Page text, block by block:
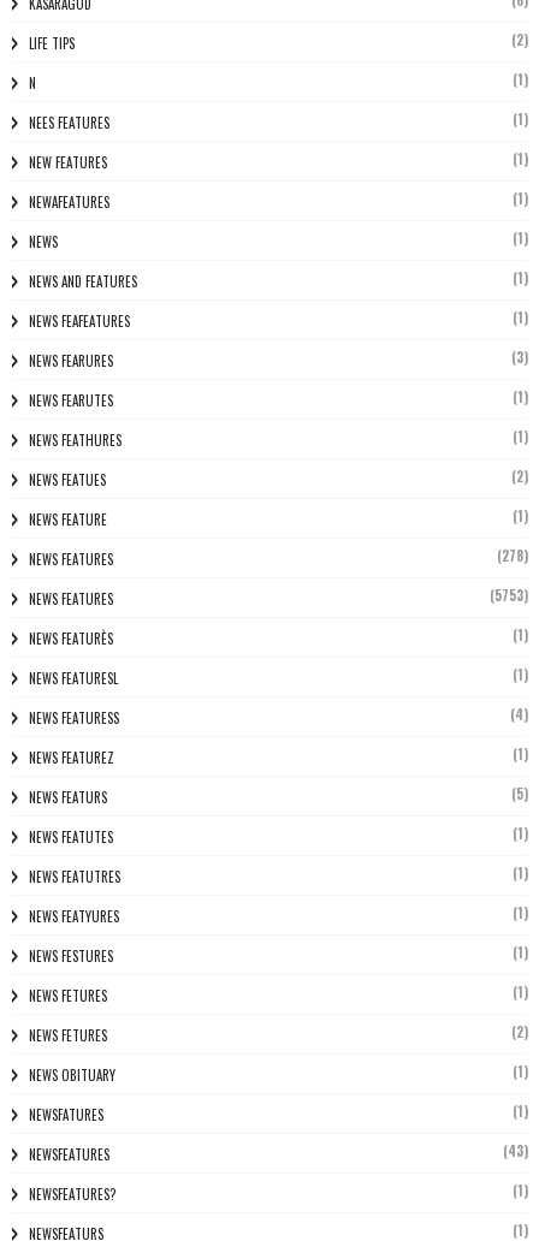
KASARAGOD
LIFE TIPS (2)
N (1)
NEES FEATURES (1)
NEW FEATURES (1)
NEWAFEATURES (1)
NEWS (1)
NEWS AND FEATURES (1)
NEWS FEAFEATURES (1)
NEWS FEARURES (3)
NEWS FEARUTES (1)
NEWS FEATHURES (1)
NEWS FEATUES (2)
NEWS FEATURE (1)
NEWS FEATURES (278)
NEWS FEATURES (5753)
NEWS FEATURÈS (1)
NEWS FEATURESL (1)
NEWS FEATURESS (4)
NEWS FEATUREZ (1)
NEWS FEATURS (5)
NEWS FEATUTES (1)
NEWS FEATUTRES (1)
NEWS FEATYURES (1)
NEWS FESTURES (1)
NEWS FETURES (1)
NEWS FETURES (2)
NEWS OBITUARY (1)
NEWSFATURES (1)
NEWSFEATURES (43)
NEWSFEATURES? (1)
NEWSFEATURS (1)